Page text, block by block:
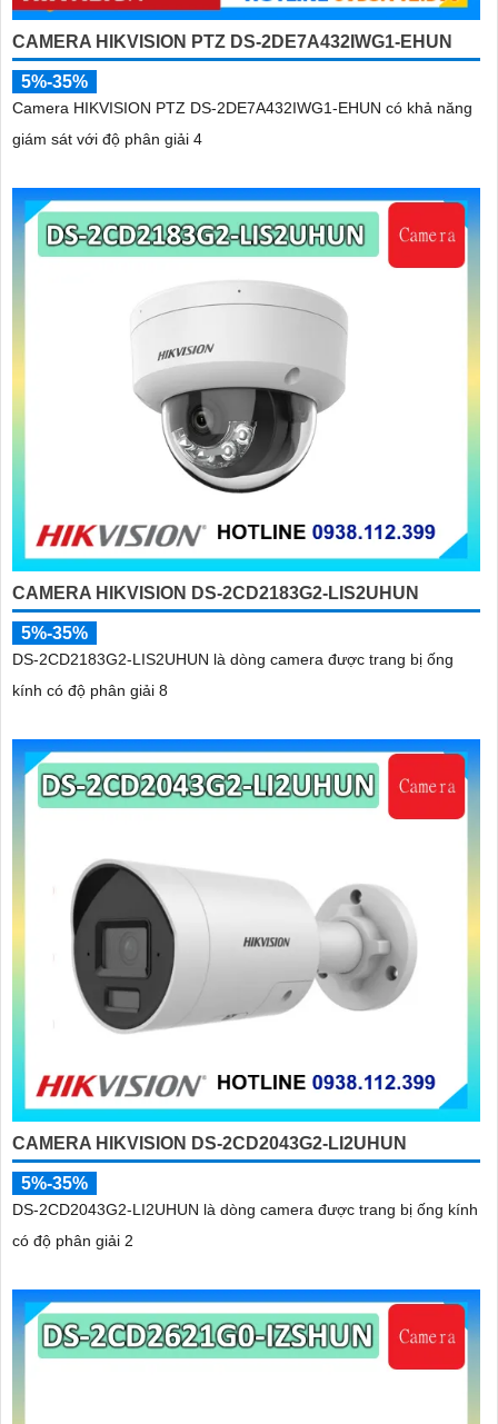
CAMERA HIKVISION PTZ DS-2DE7A432IWG1-EHUN
5%-35%
Camera HIKVISION PTZ DS-2DE7A432IWG1-EHUN có khả năng
giám sát với độ phân giải 4
CAMERA HIKVISION DS-2CD2183G2-LIS2UHUN
5%-35%
DS-2CD2183G2-LIS2UHUN là dòng camera được trang bị ống
kính có độ phân giải 8
CAMERA HIKVISION DS-2CD2043G2-LI2UHUN
5%-35%
DS-2CD2043G2-LI2UHUN là dòng camera được trang bị ống kính
có độ phân giải 2